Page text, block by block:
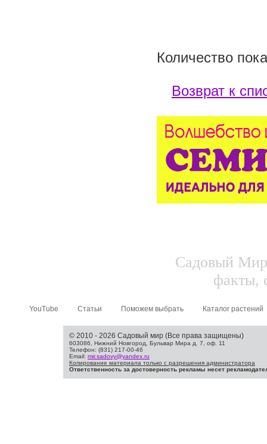
Количество
Возврат к
Садовый
факты,
YouTube Статьи Поможем выбрать Каталог растений
© 2010 - 2026 Садовый мир (Все права защищены)
603086, Нижний Новгород, Бульвар Мира д. 7, оф. 11
Телефон: (831) 217-00-46
Email: mir.sadovy@yandex.ru
Копирование материала только с разрешения администратора
Ответственность за достоверность рекламы несет